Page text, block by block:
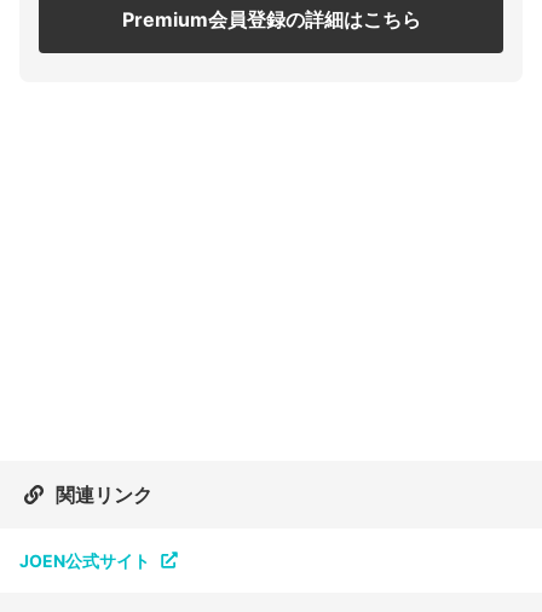
Premium会員登録の詳細はこちら
関連リンク
JOEN公式サイト